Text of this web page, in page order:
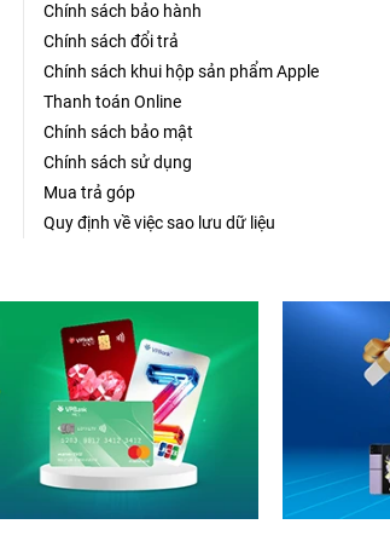
Chính sách bảo hành
Chính sách đổi trả
Chính sách khui hộp sản phẩm Apple
Thanh toán Online
Chính sách bảo mật
Chính sách sử dụng
Mua trả góp
Quy định về việc sao lưu dữ liệu